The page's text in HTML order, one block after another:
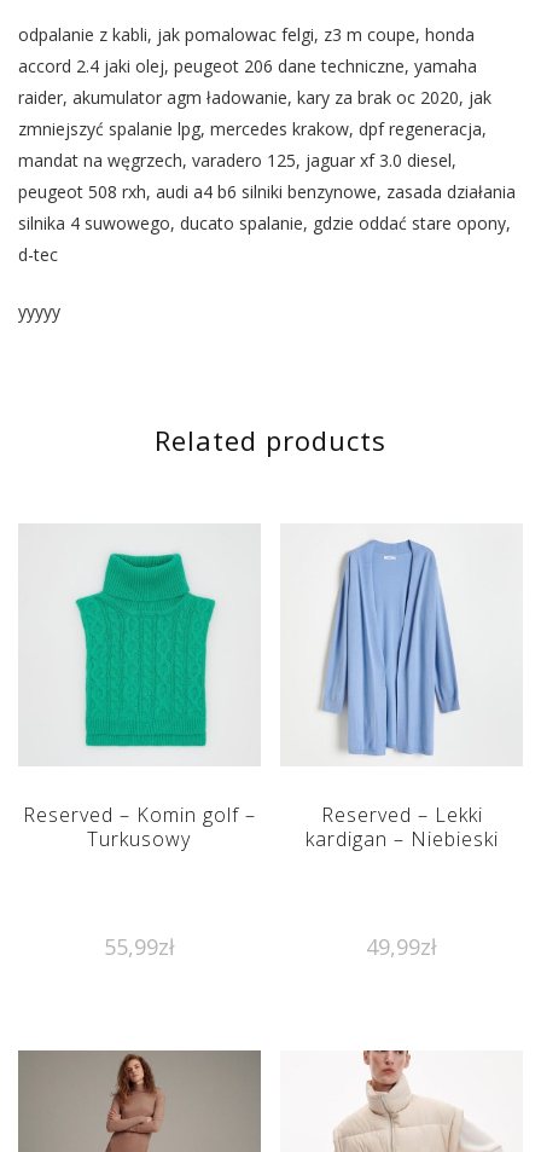
odpalanie z kabli, jak pomalowac felgi, z3 m coupe, honda
accord 2.4 jaki olej, peugeot 206 dane techniczne, yamaha
raider, akumulator agm ładowanie, kary za brak oc 2020, jak
zmniejszyć spalanie lpg, mercedes krakow, dpf regeneracja,
mandat na węgrzech, varadero 125, jaguar xf 3.0 diesel,
peugeot 508 rxh, audi a4 b6 silniki benzynowe, zasada działania
silnika 4 suwowego, ducato spalanie, gdzie oddać stare opony,
d-tec
yyyyy
Related products
Reserved – Komin golf –
Turkusowy
55,99zł
Reserved – Lekki
kardigan – Niebieski
49,99zł